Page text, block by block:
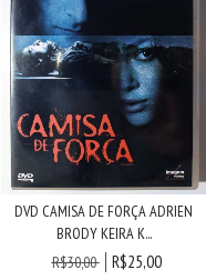
DVD CAMISA DE FORÇA ADRIEN
BRODY KEIRA K...
R$30,00
R$25,00